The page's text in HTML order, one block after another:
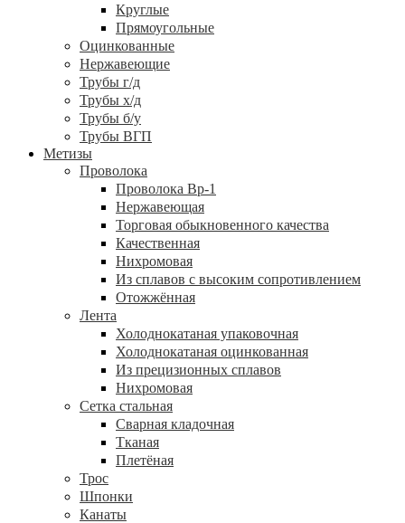
Круглые
Прямоугольные
Оцинкованные
Нержавеющие
Трубы г/д
Трубы х/д
Трубы б/у
Трубы ВГП
Метизы
Проволока
Проволока Вр-1
Нержавеющая
Торговая обыкновенного качества
Качественная
Нихромовая
Из сплавов с высоким сопротивлением
Отожжённая
Лента
Холоднокатаная упаковочная
Холоднокатаная оцинкованная
Из прецизионных сплавов
Нихромовая
Сетка стальная
Сварная кладочная
Тканая
Плетёная
Трос
Шпонки
Канаты